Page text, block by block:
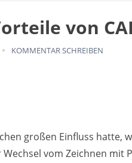
von
KOMMENTAR SCHREIBEN
großen Einfluss hatte,
vom Zeichnen mit